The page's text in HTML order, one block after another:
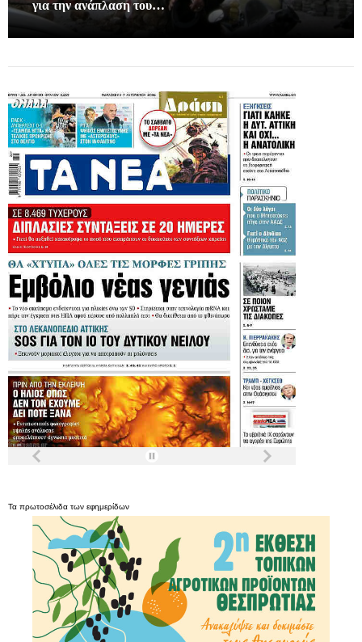
για την ανάπλαση του…
Τα πρωτοσέλιδα των εφημερίδων